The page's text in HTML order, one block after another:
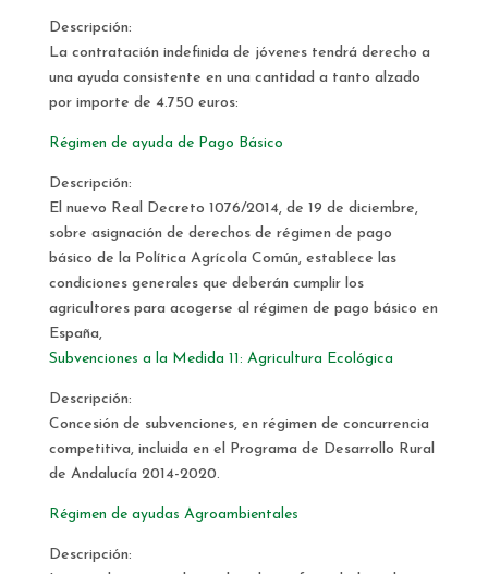
Descripción:
La contratación indefinida de jóvenes tendrá derecho a
una ayuda consistente en una cantidad a tanto alzado
por importe de 4.750 euros:
Régimen de ayuda de Pago Básico
Descripción:
El nuevo Real Decreto 1076/2014, de 19 de diciembre,
sobre asignación de derechos de régimen de pago
básico de la Política Agrícola Común, establece las
condiciones generales que deberán cumplir los
agricultores para acogerse al régimen de pago básico en
España,
Subvenciones a la Medida 11: Agricultura Ecológica
Descripción:
Concesión de subvenciones, en régimen de concurrencia
competitiva, incluida en el Programa de Desarrollo Rural
de Andalucía 2014-2020.
Régimen de ayudas Agroambientales
Descripción: